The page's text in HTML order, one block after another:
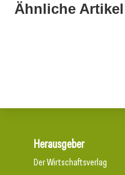
Ähnliche Artikel
21. Juli 2026
Herausgeber
Der Wirtschaftsverlag